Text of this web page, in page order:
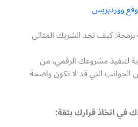
ووردبريس
برمجة: كيف تجد الشريك المثالي
لتنفيذ مشروعك الرقمي، من
الجوانب التي قد لا تكون واضحة
في اتخاذ قرارك بثقة: